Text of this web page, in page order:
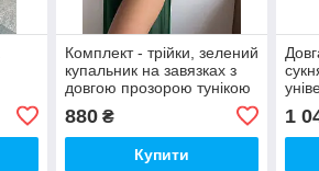
Комплект - трійки, зелений
купальник на завязках з
довгою прозорою тунікою
880₴
Купити
1